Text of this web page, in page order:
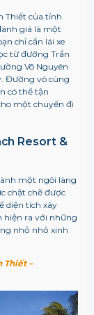
Thiết của tỉnh
giá là một
chỉ cần lái xe
từ đường Trần
Võ Nguyên
Đường vô cùng
có thể tận
một chuyến đi
Resort &
một ngôi làng
chặt chẽ được
diện tích xây
hiện ra với những
nhỏ nhỏ xinh
Thiết –